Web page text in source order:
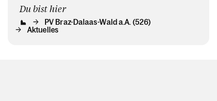
Du bist hier
PV Braz-Dalaas-Wald a.A. (526)
Aktuelles